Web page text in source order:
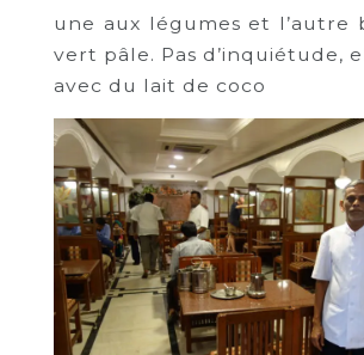
une aux légumes et l’autre
vert pâle. Pas d’inquiétude,
avec du lait de coco